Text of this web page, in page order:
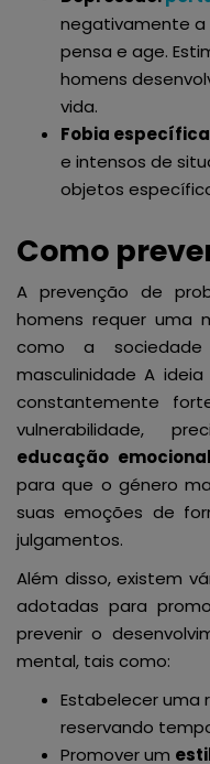
negativamente a
pensa e age.
homens
vida.
Fobia
e intensos de
objetos
Como
A prevenção de
homens requer uma
como a
masculinidade A
constantemente
vulnerabilidade,
educação emocional
para que o género
suas emoções de
julgamentos.
Além disso, existem
adotadas para
prevenir o
mental, tais como:
Estabelecer uma
reservando
Promover um